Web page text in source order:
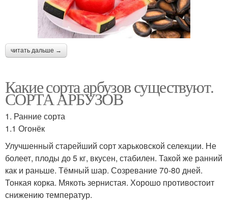
читать дальше →
Какие сорта арбузов существуют.
СОРТА АРБУЗОВ
1. Ранние сорта
1.1 Огонёк
Улучшенный старейший сорт харьковской селекции. Не
болеет, плоды до 5 кг, вкусен, стабилен. Такой же ранний
как и раньше. Тёмный шар. Созревание 70-80 дней.
Тонкая корка. Мякоть зернистая. Хорошо противостоит
снижению температур.